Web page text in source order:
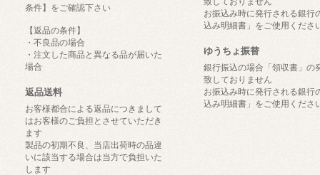
条件】をご確認下さい
【返品の条件】
・不良品の場合
・注文した商品と異なる品が届いた
場合
返品送料
お客様都合による返品につきまして
はお客様のご負担とさせていただき
ます
製品の初期不良、当店出荷時の品違
いに該当する場合は当方で負担いた
します
お振込み時に発行される銀行
込み明細書」をご使用くださ
ゆうちょ振替
銀行振込の場合「領収書」の
致しておりません
お振込み時に発行される銀行
込み明細書」をご使用くださ